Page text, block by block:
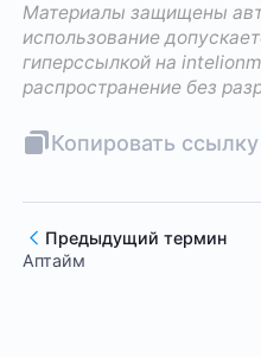
Материалы защищены
использование
гиперссылкой на
распространение без
Копировать
Предыдущий термин
Аптайм